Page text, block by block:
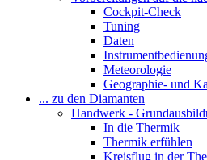
Cockpit-Check
Tuning
Daten
Meteorologie
Geographie- und
... zu den Diamanten
Handwerk -
In die Thermik
Thermik erfühlen
Kreisflug in der